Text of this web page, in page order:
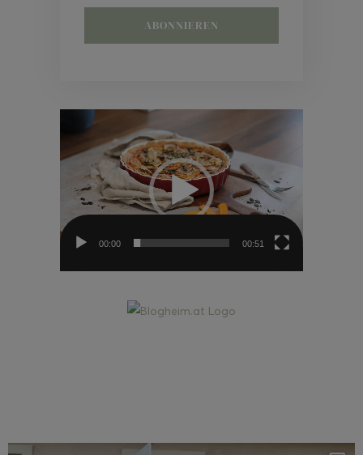
Video-
00:00 00:51